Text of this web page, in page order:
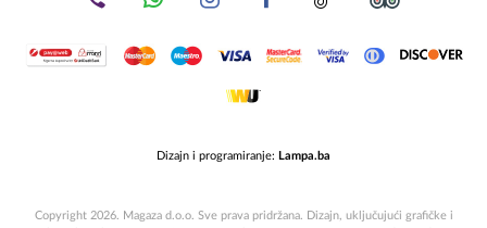
Dizajn i programiranje: Lampa.ba
Copyright 2026. Magaza d.o.o. Sve prava pridržana. Dizajn, uključujući grafičke i